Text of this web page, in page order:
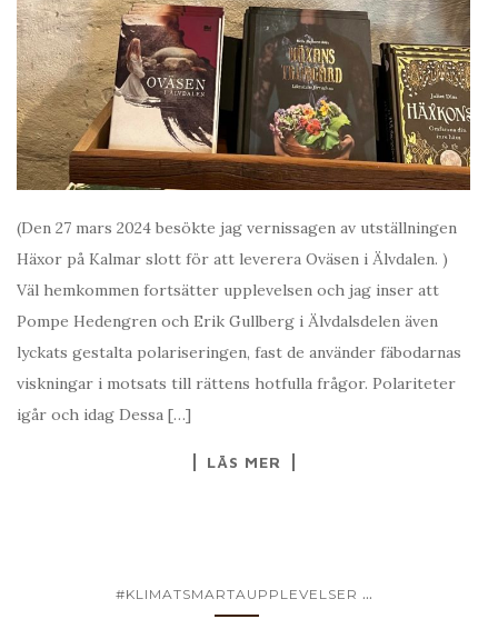
(Den 27 mars 2024 besökte jag vernissagen av utställningen
Häxor på Kalmar slott för att leverera Oväsen i Älvdalen. )
Väl hemkommen fortsätter upplevelsen och jag inser att
Pompe Hedengren och Erik Gullberg i Älvdalsdelen även
lyckats gestalta polariseringen, fast de använder fäbodarnas
viskningar i motsats till rättens hotfulla frågor. Polariteter
igår och idag Dessa […]
LÄS MER
#KLIMATSMARTAUPPLEVELSER ...